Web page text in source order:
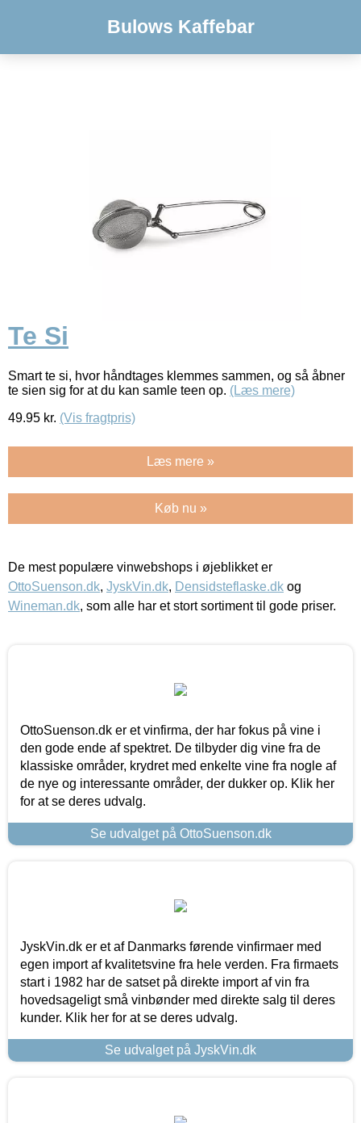
Bulows Kaffebar
Te Si
Smart te si, hvor håndtages klemmes sammen, og så åbner
te sien sig for at du kan samle teen op. (Læs mere)
49.95 kr. (Vis fragtpris)
Læs mere »
Køb nu »
De mest populære vinwebshops i øjeblikket er
OttoSuenson.dk, JyskVin.dk, Densidsteflaske.dk og
Wineman.dk, som alle har et stort sortiment til gode priser.
OttoSuenson.dk er et vinfirma, der har fokus på vine i
den gode ende af spektret. De tilbyder dig vine fra de
klassiske områder, krydret med enkelte vine fra nogle af
de nye og interessante områder, der dukker op. Klik her
for at se deres udvalg.
Se udvalget på OttoSuenson.dk
JyskVin.dk er et af Danmarks førende vinfirmaer med
egen import af kvalitetsvine fra hele verden. Fra firmaets
start i 1982 har de satset på direkte import af vin fra
hovedsageligt små vinbønder med direkte salg til deres
kunder. Klik her for at se deres udvalg.
Se udvalget på JyskVin.dk